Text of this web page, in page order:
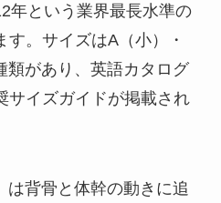
年という業界最長水準の
。サイズはA（小）・
類があり、英語カタログ
サイズガイドが掲載され
は背骨と体幹の動きに追